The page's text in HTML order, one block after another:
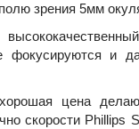
зрения 5мм
фокусируются и
цена
скорости